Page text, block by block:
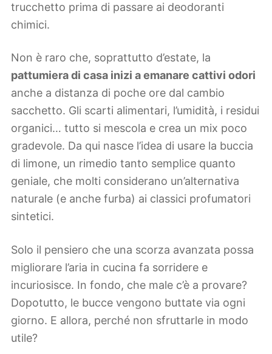
trucchetto prima di passare ai deodoranti
chimici.
Non è raro che, soprattutto d’estate, la
pattumiera di casa inizi a emanare cattivi odori
anche a distanza di poche ore dal cambio
sacchetto. Gli scarti alimentari, l’umidità, i residui
organici… tutto si mescola e crea un mix poco
gradevole. Da qui nasce l’idea di usare la buccia
di limone, un rimedio tanto semplice quanto
geniale, che molti considerano un’alternativa
naturale (e anche furba) ai classici profumatori
sintetici.
Solo il pensiero che una scorza avanzata possa
migliorare l’aria in cucina fa sorridere e
incuriosisce. In fondo, che male c’è a provare?
Dopotutto, le bucce vengono buttate via ogni
giorno. E allora, perché non sfruttarle in modo
utile?